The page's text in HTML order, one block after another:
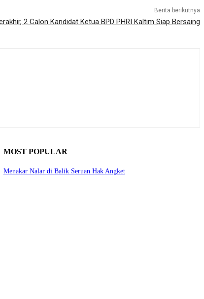
Berita berikutnya
2 Calon Kandidat Ketua BPD PHRI Kaltim Siap Bersaing
MOST POPULAR
Menakar Nalar di Balik Seruan Hak Angket